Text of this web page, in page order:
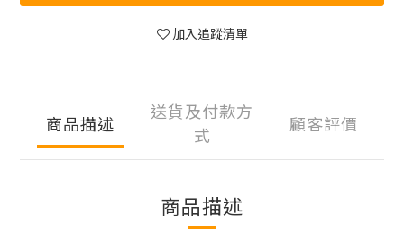
加入追蹤清單
商品描述
送貨及付款方
式
顧客評價
商品描述